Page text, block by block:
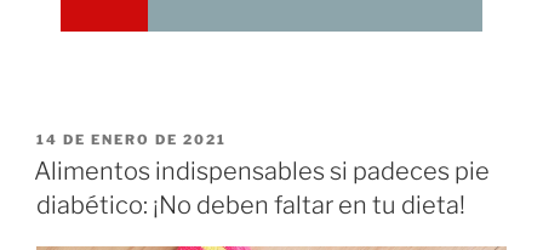
14 DE ENERO DE 2021
Alimentos indispensables si padeces pie
diabético: ¡No deben faltar en tu dieta!